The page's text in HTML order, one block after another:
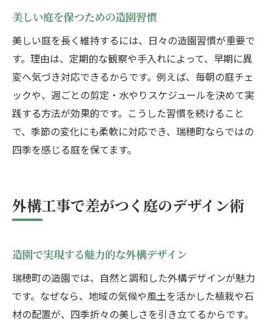
美しい庭を保つための造園習慣
美しい庭を長く維持するには、日々の造園習慣が重要で
す。理由は、定期的な観察や手入れによって、早期に異
変へ気づき対応できるからです。例えば、毎朝の庭チェ
ックや、週ごとの剪定・水やりスケジュールを決めて実
践する方法が効果的です。こうした習慣を続けること
で、季節の変化にも柔軟に対応でき、瑞穂町ならではの
四季を感じる庭を保てます。
外構工事で差がつく庭のデザイン術
造園で実現する魅力的な外構デザイン
瑞穂町の造園では、自然と調和した外構デザインが魅力
です。なぜなら、地域の気候や風土を活かした植栽や石
材の配置が、四季折々の美しさを引き立てるからです。